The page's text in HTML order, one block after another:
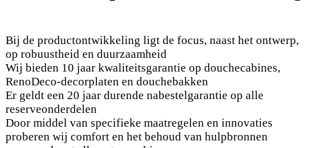
op robuustheid en duurzaamheid
Wij bieden 10 jaar kwaliteitsgarantie op douchecabines,
RenoDeco-decorplaten en douchebakken
Er geldt een 20 jaar durende nabestelgarantie op alle
reserveonderdelen
Door middel van specifieke maatregelen en innovaties
proberen wij comfort en het behoud van hulpbronnen
succesvol met elkaar te combineren